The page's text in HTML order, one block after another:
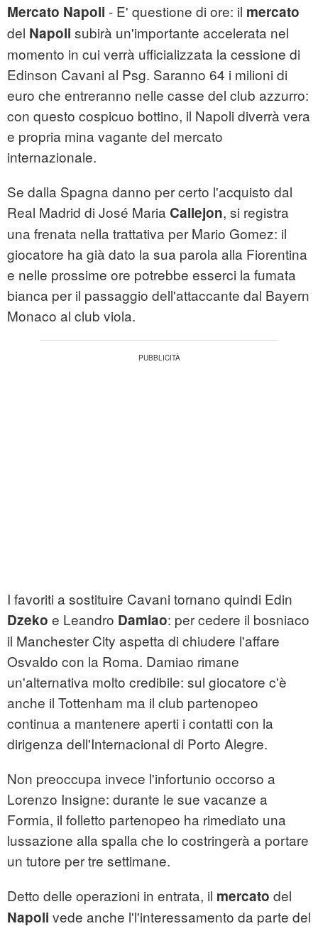
Mercato Napoli - E' questione di ore: il mercato
del Napoli subirà un'importante accelerata nel
momento in cui verrà ufficializzata la cessione di
Edinson Cavani al Psg. Saranno 64 i milioni di
euro che entreranno nelle casse del club azzurro:
con questo cospicuo bottino, il Napoli diverrà vera
e propria mina vagante del mercato
internazionale.
Se dalla Spagna danno per certo l'acquisto dal
Real Madrid di José Maria Callejon, si registra
una frenata nella trattativa per Mario Gomez: il
giocatore ha già dato la sua parola alla Fiorentina
e nelle prossime ore potrebbe esserci la fumata
bianca per il passaggio dell'attaccante dal Bayern
Monaco al club viola.
I favoriti a sostituire Cavani tornano quindi Edin
Dzeko e Leandro Damiao: per cedere il bosniaco
il Manchester City aspetta di chiudere l'affare
Osvaldo con la Roma. Damiao rimane
un'alternativa molto credibile: sul giocatore c'è
anche il Tottenham ma il club partenopeo
continua a mantenere aperti i contatti con la
dirigenza dell'Internacional di Porto Alegre.
Non preoccupa invece l'infortunio occorso a
Lorenzo Insigne: durante le sue vacanze a
Formia, il folletto partenopeo ha rimediato una
lussazione alla spalla che lo costringerà a portare
un tutore per tre settimane.
Detto delle operazioni in entrata, il mercato del
Napoli vede anche l'l'interessamento da parte del